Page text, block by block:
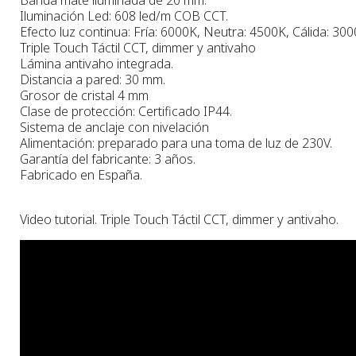
Iluminación Led: 608 led/m COB CCT.
Efecto luz continua: Fría: 6000K, Neutra: 4500K, Cálida:
Triple Touch Táctil CCT, dimmer y antivaho
Lámina antivaho integrada.
Distancia a pared: 30 mm.
Grosor de cristal 4 mm
Clase de protección: Certificado IP44.
Sistema de anclaje con nivelación
Alimentación: preparado para una toma de luz de 230V.
Garantía del fabricante: 3 años.
Fabricado en España.
Video tutorial. Triple Touch Táctil CCT, dimmer y antivaho.